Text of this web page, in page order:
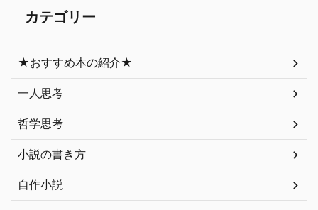
カテゴリー
★おすすめ本の紹介★
一人思考
哲学思考
小説の書き方
自作小説